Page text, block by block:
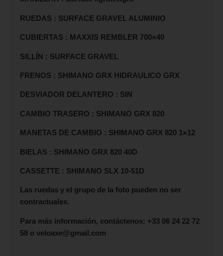
RUEDAS : SURFACE GRAVEL ALUMINIO
CUBIERTAS : MAXXIS REMBLER 700×40
SILLÍN : SURFACE GRAVEL
FRENOS : SHIMANO GRX HIDRAULICO GRX
DESVIADOR DELANTERO : SIN
CAMBIO TRASERO : SHIMANO GRX 820
MANETAS DE CAMBIO : SHIMANO GRX 820 1×12
BIELAS : SHIMANO GRX 820 40D
CASSETTE : SHIMANO SLX 10-51D
Las ruedas y el grupo de la foto pueden no ser
contractuales.
Para más información, contáctenos: +33 06 24 22 72
58 o veloaxe@gmail.com